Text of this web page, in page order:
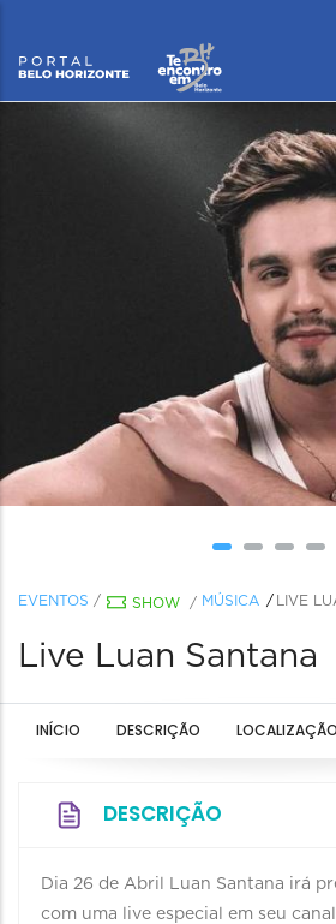
EVENTOS / SHOW / MÚSICA LIVE
Live Luan Santana
INÍCIO DESCRIÇÃO LOCALIZAÇÃO
DESCRIÇÃO
Dia 26 de Abril Luan Santana irá
com uma live especial em seu